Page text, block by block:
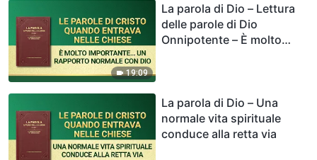
19:09
La parola di Dio – Lettura
delle parole di Dio
Onnipotente – È molto
La parola di Dio – Una
normale vita spirituale
conduce alla retta via